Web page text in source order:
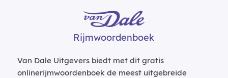
Rijmwoordenboek
Van Dale Uitgevers biedt met dit gratis
onlinerijmwoordenboek de meest uitgebreide